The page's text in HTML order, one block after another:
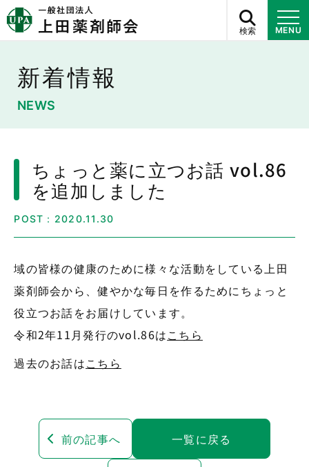
検索 MENU
新着情報
NEWS
ちょっと薬に立つお話 vol.86
を追加しました
POST：2020.11.30
域の皆様の健康のために様々な活動をしている上田
薬剤師会から、健やかな毎日を作るためにちょっと
役立つお話をお届けしています。
令和2年11月発行のvol.86はこちら
過去のお話はこちら
前の記事へ 一覧に戻る